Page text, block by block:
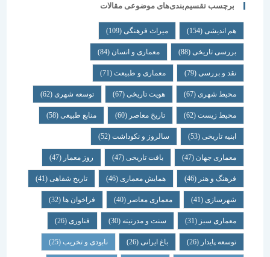
برچسب تقسیم‌بندی‌های موضوعی مقالات
هم اندیشی (154) میراث فرهنگی (109)
بررسی تاریخی (88) معماری و انسان (84)
نقد و بررسی (79) معماری و طبیعت (71)
محیط شهری(67) هویت تاریخی(67) توسعه شهری(62)
محیط زیست(62) تاریخ معاصر(60) منابع طبیعی(58)
ابنیه تاریخی(53) سالروز و نکوداشت(52)
معماری جهان (47) بافت تاریخی(47) روز معمار(47)
فرهنگ و هنر(46) همایش معماری (46) تاریخ شفاهی (41)
شهرسازی(41) معماری معاصر(40) فراخوان ها(32)
معماری سبز(31) سنت و مدرنیته(30) فناوری (26)
توسعه پایدار(26) باغ ایرانی(26) نابودی و تخریب(25)